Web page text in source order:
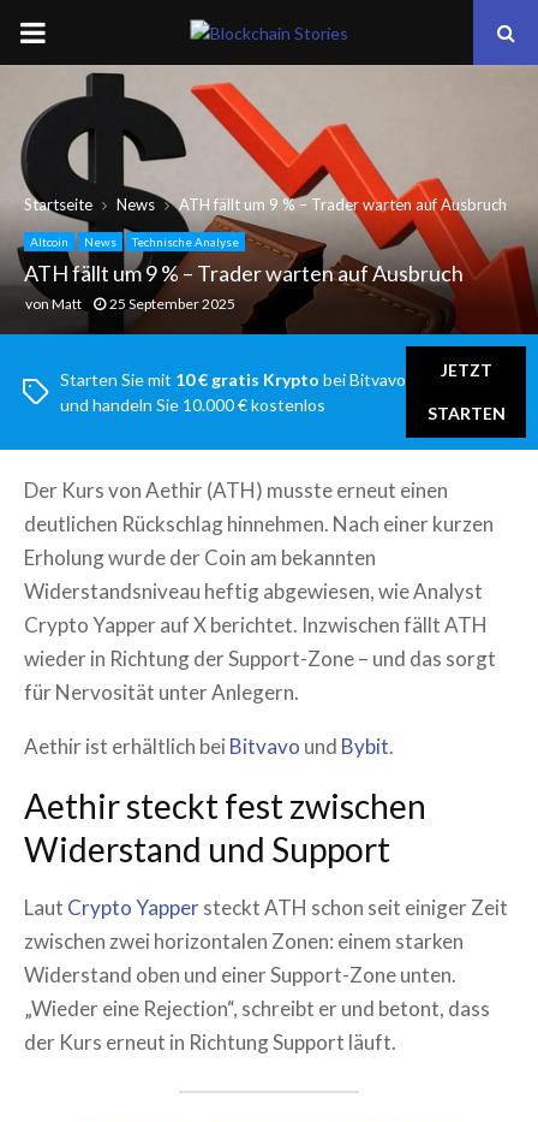
PRIMARY
MENU
Startseite News ATH fällt um 9 % – Trader warten auf Ausbruch
Altcoin News Technische Analyse
ATH fällt um 9 % – Trader warten auf Ausbruch
vonMatt 25 September 2025
Starten Sie mit 10 € gratis Krypto bei Bitvavo
und handeln Sie 10.000 € kostenlos
JETZT
STARTEN
Der Kurs von Aethir (ATH) musste erneut einen
deutlichen Rückschlag hinnehmen. Nach einer kurzen
Erholung wurde der Coin am bekannten
Widerstandsniveau heftig abgewiesen, wie Analyst
Crypto Yapper auf X berichtet. Inzwischen fällt ATH
wieder in Richtung der Support-Zone – und das sorgt
für Nervosität unter Anlegern.
Aethir ist erhältlich bei Bitvavo und Bybit.
Aethir steckt fest zwischen
Widerstand und Support
Laut Crypto Yappersteckt ATH schon seit einiger Zeit
zwischen zwei horizontalen Zonen: einem starken
Widerstand oben und einer Support-Zone unten.
„Wieder eine Rejection“, schreibt er und betont, dass
der Kurs erneut in Richtung Support läuft.